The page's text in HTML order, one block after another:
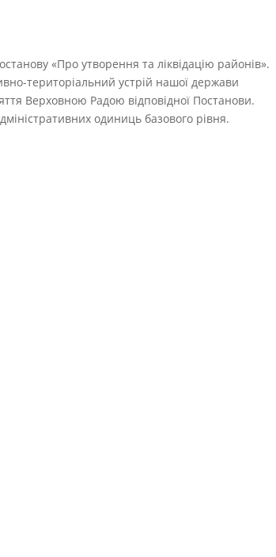
«Про утворення та ліквідацію районів».
територіальний устрій нашої держави
Верховною Радою відповідної Постанови.
одиниць базового рівня.